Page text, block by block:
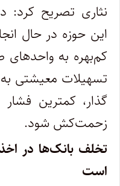
نثاری تصریح کرد:
این حوزه در حال
کم‌بهره به
تسهیلات معیشتی به
گذار، کمترین
زحمت‌کش شود.
تخلف بانک‌ها در
است